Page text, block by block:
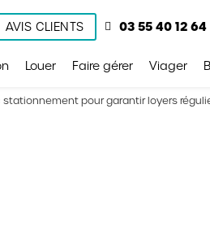
AVIS CLIENTS 03 55 40 12 64
Louer Faire gérer Viager
pour garantir loyers